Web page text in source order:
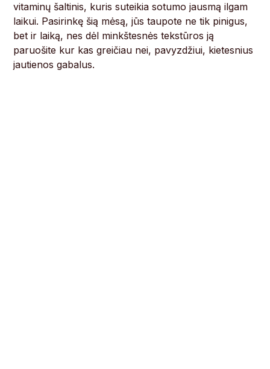
vitaminų šaltinis, kuris suteikia sotumo jausmą ilgam
laikui. Pasirinkę šią mėsą, jūs taupote ne tik pinigus,
bet ir laiką, nes dėl minkštesnės tekstūros ją
paruošite kur kas greičiau nei, pavyzdžiui, kietesnius
jautienos gabalus.